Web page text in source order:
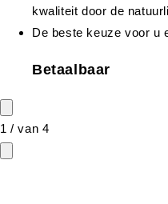
Betaalbaar
1 /van 4